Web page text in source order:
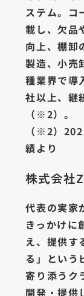
ステム。コ
載し、欠品
向上、棚卸
製造、小売
種業界で導
社以上、継
（※2）。
（※2）
績より
株式会社
代表の実家
きっかけに
え、提供す
る」という
寄り添うク
開発・提供